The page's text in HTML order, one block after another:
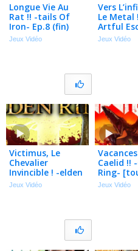
Longue Vie Au
Rat !! -tails Of
Iron- Ep.8 (fin)
Jeux Vidéo
Vers
Le Metal
Artful
[ecoutez
Jeux Vidéo
Victimus, Le
Chevalier
Invincible ! -elden
Ring-
Jeux Vidéo
Caelid !!
Ring-
Horrible]
Jeux Vidéo